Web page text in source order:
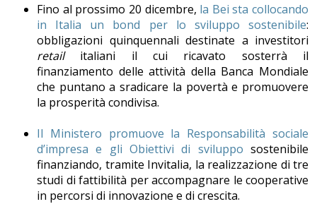
Fino al prossimo 20 dicembre, la Bei sta collocando
in Italia un bond per lo sviluppo sostenibile:
obbligazioni quinquennali destinate a investitori
retail italiani il cui ricavato sosterrà il
finanziamento delle attività della Banca Mondiale
che puntano a sradicare la povertà e promuovere
la prosperità condivisa.
Il Ministero promuove la Responsabilità sociale
d’impresa e gli Obiettivi di sviluppo sostenibile
finanziando, tramite Invitalia, la realizzazione di tre
studi di fattibilità per accompagnare le cooperative
in percorsi di innovazione e di crescita.